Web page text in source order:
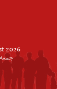
2026
جمعه ۱۶ مرداد